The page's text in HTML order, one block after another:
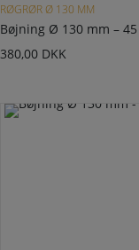
RØGRØR Ø 130 MM
Bøjning Ø 130 mm –
380,00 DKK